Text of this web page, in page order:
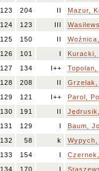
123
204 II
Mazur,
124
123 III
125
150 II
126
101 I
Kuracki,
127
134 I++
Topolan,
128
208 II
129
121 I++
Parol,
130
191 II
131
129 I
Baum,
132
58 k
133
154 I
134
170 I